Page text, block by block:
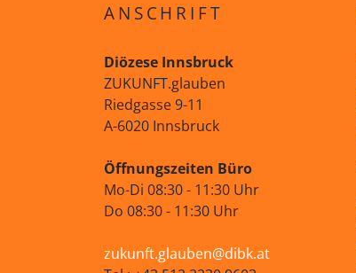
ANSCHRIFT
Diözese Innsbruck
ZUKUNFT.glauben
Riedgasse 9-11
A-6020 Innsbruck
Öffnungszeiten Büro
Mo-Di 08:30 - 11:30 Uhr
Do 08:30 - 11:30 Uhr
zukunft.glauben@dibk.at